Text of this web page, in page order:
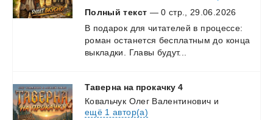
Полный текст — 0 стр., 29.06.2026
В подарок для читателей в процессе:
роман останется бесплатным до конца
выкладки.
Главы будут...
Таверна на прокачку 4
Ковальчук Олег Валентинович и
ещё 1 автор(а)